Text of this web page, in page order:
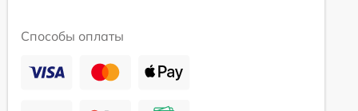
Способы оплаты